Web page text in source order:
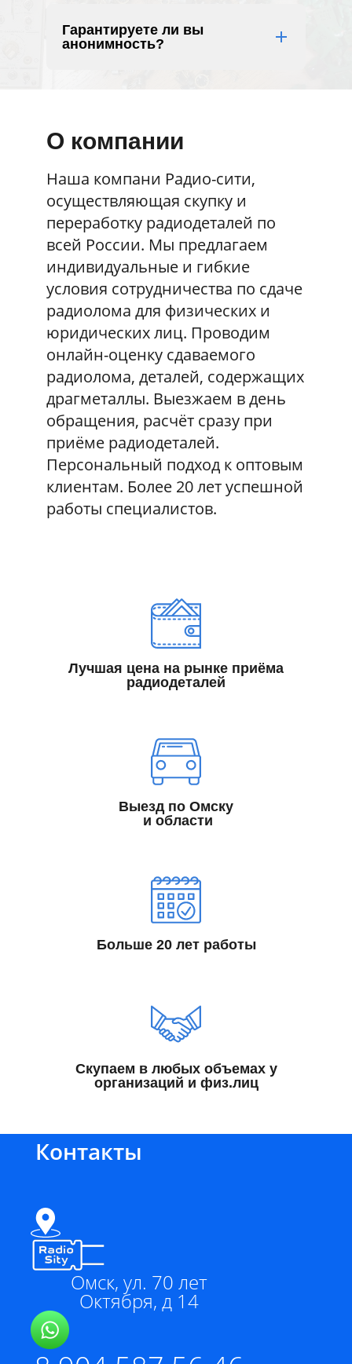
Гарантируете ли вы
анонимность?
О компании
Наша компани Радио-сити,
осуществляющая скупку и
переработку радиодеталей по
всей России. Мы предлагаем
индивидуальные и гибкие
условия сотрудничества по сдаче
радиолома для физических и
юридических лиц. Проводим
онлайн-оценку сдаваемого
радиолома, деталей, содержащих
драгметаллы. Выезжаем в день
обращения, расчёт сразу при
приёме радиодеталей.
Персональный подход к оптовым
клиентам. Более 20 лет успешной
работы специалистов.
Лучшая цена на рынке приёма
радиодеталей
Выезд по Омску
и области
Больше 20 лет работы
Скупаем в любых объемах у
организаций и физ.лиц
Контакты
Омск, ул. 70 лет
Октября, д 14